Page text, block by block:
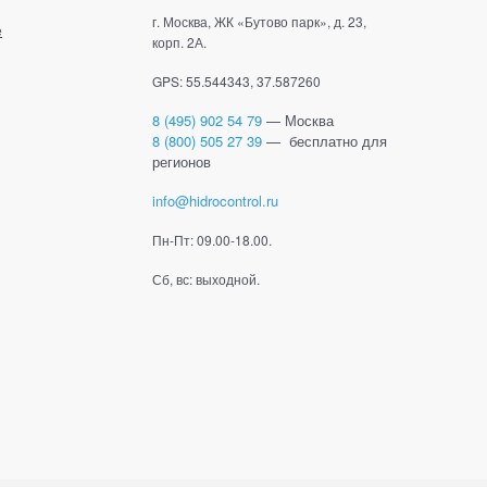
г. Москва, ЖК «Бутово парк», д. 23,
корп. 2А.
GPS: 55.544343, 37.587260
8 (495) 902 54 79 — Москва
8 (800) 505 27 39 — бесплатно для
регионов
info@hidrocontrol.ru
Пн-Пт: 09.00-18.00.
Сб, вс: выходной.